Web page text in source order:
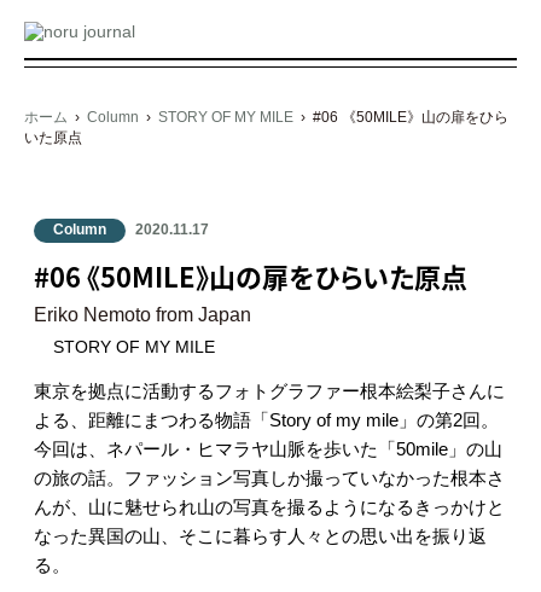
メ
ュ
ー
ホーム › Column › STORY OF MY MILE › #06 《50MILE》山の扉をひら
いた原点
Column 2020.11.17
#06 《50MILE》山の扉をひらいた原点
Eriko Nemoto from Japan
STORY OF MY MILE
東京を拠点に活動するフォトグラファー根本絵梨子さんに
よる、距離にまつわる物語「Story of my mile 」の第2回。
今回は、ネパール・ヒマラヤ山脈を歩いた「50mile」の山
の旅の話。ファッション写真しか撮っていなかった根本さ
んが、山に魅せられ山の写真を撮るようになるきっかけと
なった異国の山、そこに暮らす人々との思い出を振り返
る。